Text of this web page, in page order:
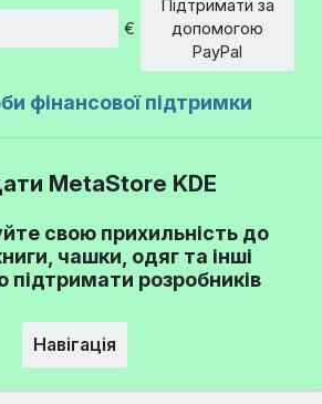
€
Підтримати за
допомогою
PayPal
фінансової підтримки
MetaStore KDE
свою прихильність до
чашки, одяг та інші
підтримати розробників
Навігація